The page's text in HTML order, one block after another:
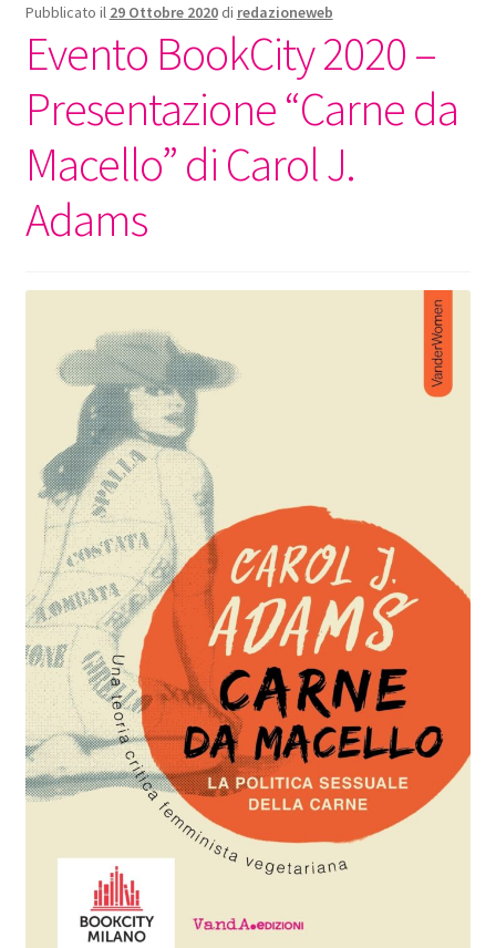
Pubblicato il 29 Ottobre 2020 di redazioneweb
Evento BookCity 2020 –
Presentazione “Carne da
Macello” di Carol J.
Adams